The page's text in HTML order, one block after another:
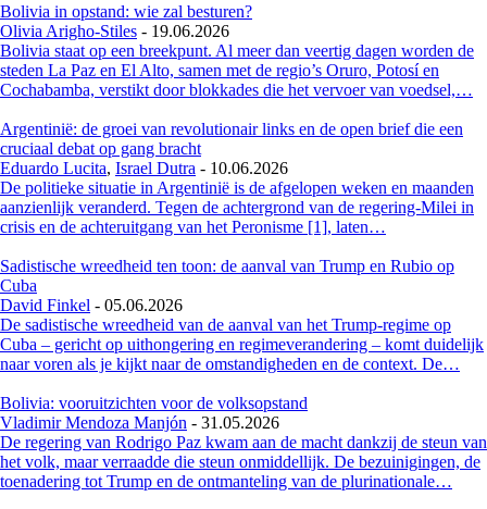
Bolivia in opstand: wie zal besturen?
Olivia Arigho-Stiles - 19.06.2026
Bolivia staat op een breekpunt. Al meer dan veertig dagen worden de
steden La Paz en El Alto, samen met de regio’s Oruro, Potosí en
Cochabamba, verstikt door blokkades die het vervoer van voedsel,…
Argentinië: de groei van revolutionair links en de open brief die een
cruciaal debat op gang bracht
Eduardo Lucita, Israel Dutra - 10.06.2026
De politieke situatie in Argentinië is de afgelopen weken en maanden
aanzienlijk veranderd. Tegen de achtergrond van de regering-Milei in
crisis en de achteruitgang van het Peronisme [1], laten…
Sadistische wreedheid ten toon: de aanval van Trump en Rubio op
Cuba
David Finkel - 05.06.2026
De sadistische wreedheid van de aanval van het Trump-regime op
Cuba – gericht op uithongering en regimeverandering – komt duidelijk
naar voren als je kijkt naar de omstandigheden en de context. De…
Bolivia: vooruitzichten voor de volksopstand
Vladimir Mendoza Manjón - 31.05.2026
De regering van Rodrigo Paz kwam aan de macht dankzij de steun van
het volk, maar verraadde die steun onmiddellijk. De bezuinigingen, de
toenadering tot Trump en de ontmanteling van de plurinationale…